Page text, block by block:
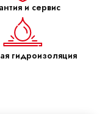
и сервис
гидроизоляция